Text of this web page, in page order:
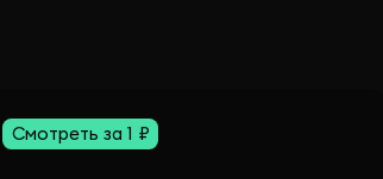
Смотреть за 1 ₽